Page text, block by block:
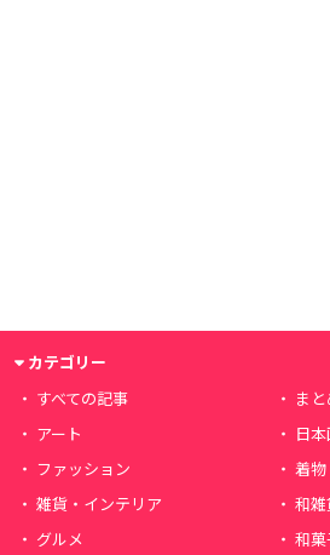
カテゴリー
すべての記事
ま
アート
日
ファッション
着
雑貨・インテリア
和
グルメ
和